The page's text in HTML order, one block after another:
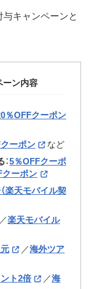
与キャンペーンと
ーン内容
％OFFクーポン
ーポン
など
：5％OFFクーポ
クーポン
楽天モバイル契
／楽天モバイル
／海外ツア
ト2倍 ／海